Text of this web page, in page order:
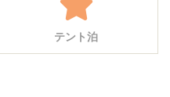
テント泊